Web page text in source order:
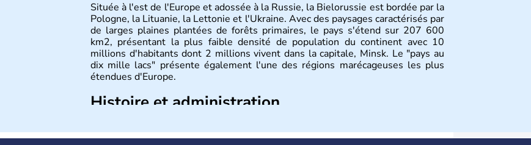
Située à l'est de l'Europe et adossée à la Russie, la Bielorussie est bordée par la
Pologne, la Lituanie, la Lettonie et l'Ukraine. Avec des paysages caractérisés par
de larges plaines plantées de forêts primaires, le pays s'étend sur 207 600
km2, présentant la plus faible densité de population du continent avec 10
millions d'habitants dont 2 millions vivent dans la capitale, Minsk. Le "pays au
dix mille lacs" présente également l'une des régions marécageuses les plus
étendues d'Europe.
Histoire et administration
slave au VIIIe siècle, puis au développement de principautés locales comme